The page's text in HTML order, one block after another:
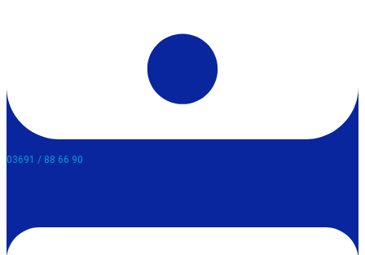
03691 / 88 66 90​